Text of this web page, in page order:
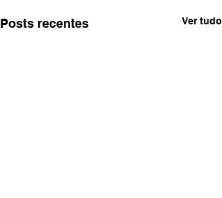
Posts recentes Ver tudo